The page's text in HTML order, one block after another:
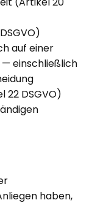
auf einer
einschließlich
22 DSGVO)
haben,